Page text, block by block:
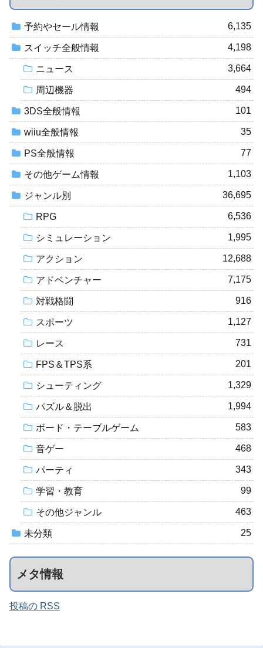
予約やセール情報 6,135
スイッチ全般情報 4,198
ニュース 3,664
周辺機器 494
3DS全般情報 101
wiiu全般情報 35
PS全般情報 77
その他ゲーム情報 1,103
ジャンル別 36,695
RPG 6,536
シミュレーション 1,995
アクション 12,688
アドベンチャー 7,175
対戦格闘 916
スポーツ 1,127
レース 731
FPS＆TPS系 201
シューティング 1,329
パズル＆脱出 1,994
ボード・テーブルゲーム 583
音ゲー 468
パーティ 343
学習・教育 99
その他ジャンル 463
未分類 25
メタ情報
投稿の RSS